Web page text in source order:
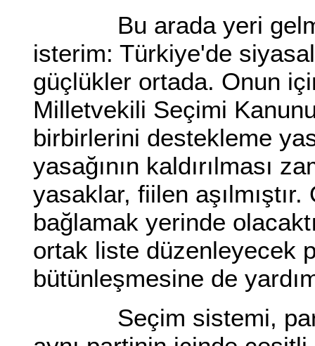
Bu arada yeri
isterim: Türkiye'de
güçlükler ortada. Onun
Milletvekili Seçimi
birbirlerini destekleme
yasağının kaldırılması
yasaklar, fiilen
bağlamak yerinde
ortak liste düzenleyecek
bütünleşmesine de
Seçim sistemi,